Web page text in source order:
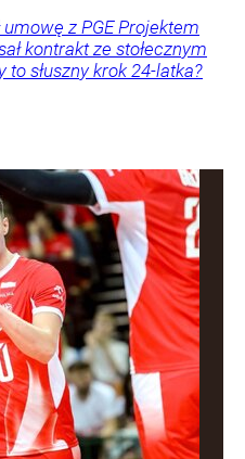
umowę z PGE Projektem
kontrakt ze stołecznym
słuszny krok 24-latka?